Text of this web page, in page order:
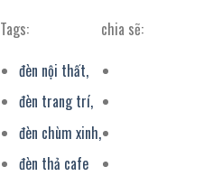
Tags:
đèn nội thất,
đèn trang trí,
đèn chùm xinh,
đèn thả cafe
chia sẽ: